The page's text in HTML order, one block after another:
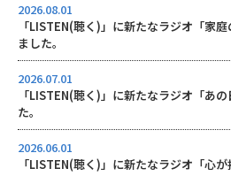
2026.08.01
「LISTEN(聴く)」に新たなラジオ「家
ました。
2026.07.01
「LISTEN(聴く)」に新たなラジオ「あ
た。
2026.06.01
「LISTEN(聴く)」に新たなラジオ「心